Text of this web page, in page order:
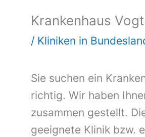
Krankenhaus Vogt
/ Kliniken in
Sie suchen ein
richtig. Wir haben
zusammen gestellt.
geeignete Klinik bzw.